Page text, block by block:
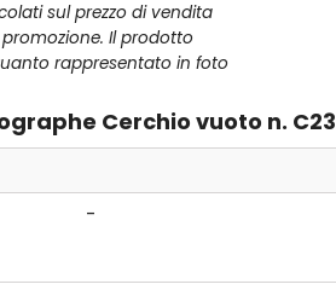
sul prezzo di vendita
Il prodotto
rappresentato in foto
Cerchio vuoto n. C23
-